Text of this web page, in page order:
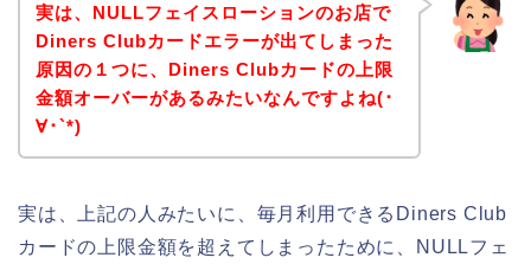
実は、NULLフェイスローションのお店で
Diners Clubカードエラーが出てしまった
原因の１つに、Diners Clubカードの上限
金額オーバーがあるみたいなんですよね(･
∀･`*)
実は、上記の人みたいに、毎月利用できるDiners Club
カードの上限金額を超えてしまったために、NULLフェ